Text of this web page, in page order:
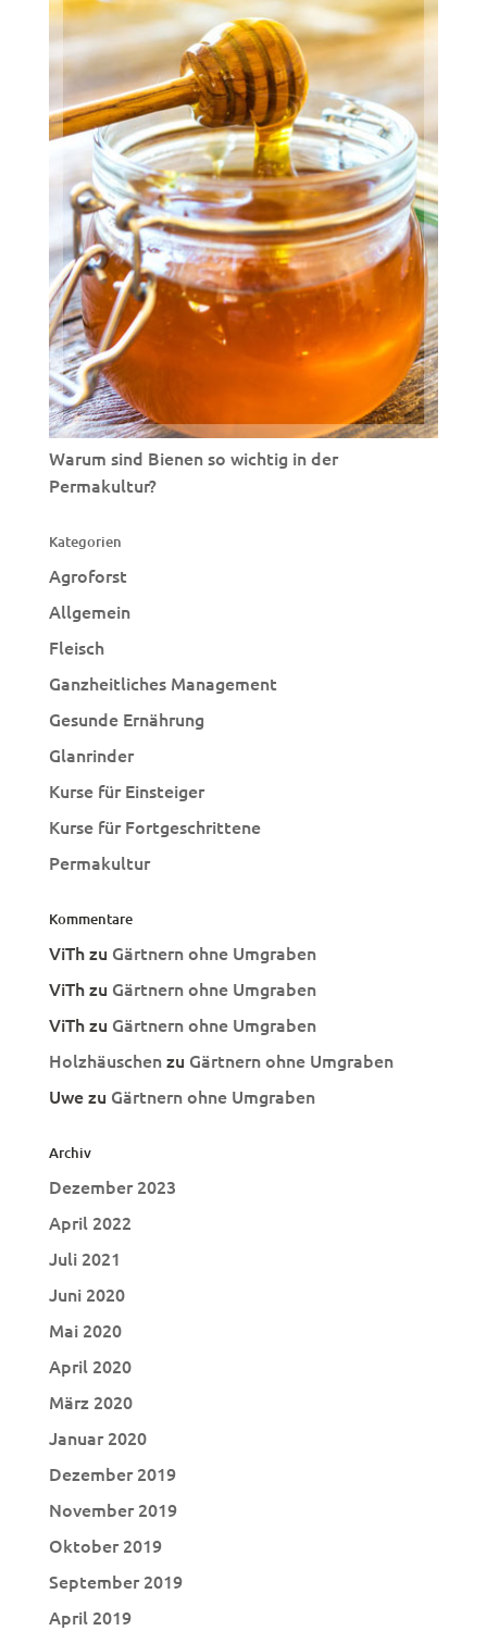
Warum sind Bienen so wichtig in der
Permakultur?
Kategorien
Agroforst
Allgemein
Fleisch
Ganzheitliches Management
Gesunde Ernährung
Glanrinder
Kurse für Einsteiger
Kurse für Fortgeschrittene
Permakultur
Kommentare
ViThzu Gärtnern ohne Umgraben
ViThzu Gärtnern ohne Umgraben
ViThzu Gärtnern ohne Umgraben
Holzhäuschenzu Gärtnern ohne Umgraben
Uwezu Gärtnern ohne Umgraben
Archiv
Dezember 2023
April 2022
Juli 2021
Juni 2020
Mai 2020
April 2020
März 2020
Januar 2020
Dezember 2019
November 2019
Oktober 2019
September 2019
April 2019